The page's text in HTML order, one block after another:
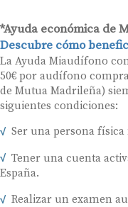
*Ayuda económica de
Descubre cómo
La Ayuda Miaudífono
50€ por audífono
de Mutua Madrileña)
siguientes condiciones:
Ser una persona física
Tener una cuenta
España.
Realizar un examen